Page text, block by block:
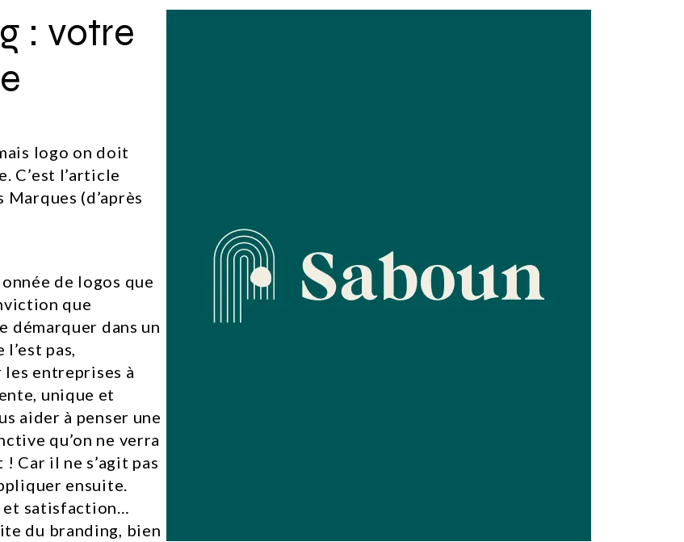
: votre
logo on doit
C’est l’article
(d’après
de logos que
que
démarquer dans un
pas,
les entreprises à
unique et
aider à penser une
qu’on ne verra
Car il ne s’agit pas
ensuite.
satisfaction…
du branding, bien